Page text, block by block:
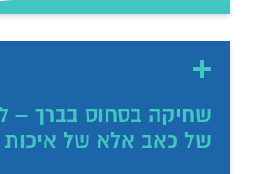
שחיקה בסחוס בברך –
של כאב אלא של איכות